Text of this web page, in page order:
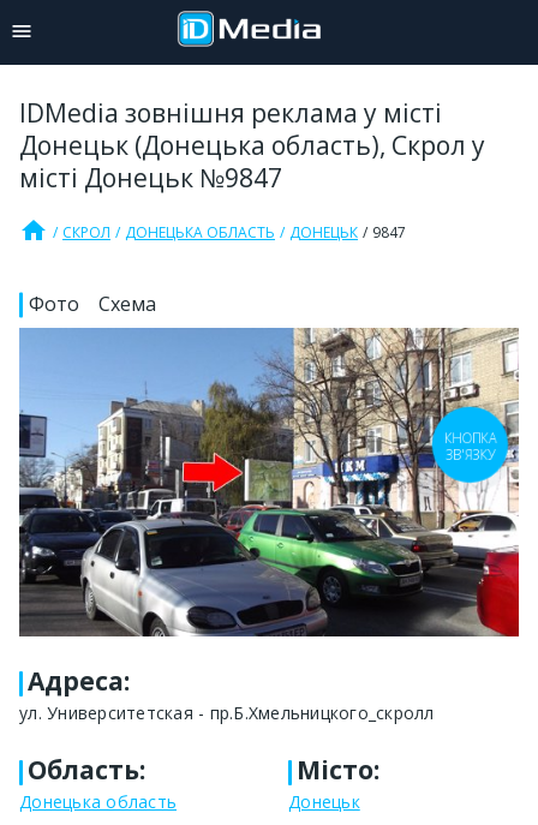
IDMedia зовнішня реклама у місті
Донецьк (Донецька область), Скрол у
місті Донецьк №9847
home СКРОЛ ДОНЕЦЬКА ОБЛАСТЬ ДОНЕЦЬК 9847
Фото Схема
Адреса:
ул. Университетская - пр.Б.Хмельницкого_скролл
Область:
Донецька область
Місто:
Донецьк
КНОПКА
ЗВ'ЯЗКУ